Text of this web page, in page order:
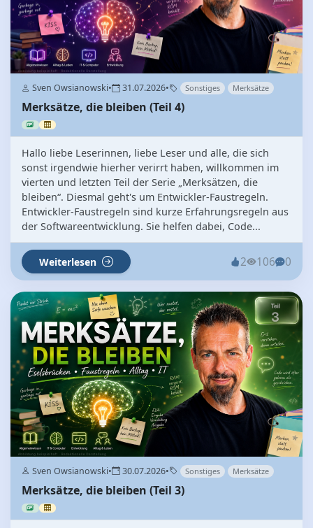
Sven Owsianowski• 31.07.2026• Sonstiges Merksätze
Merksätze, die bleiben (Teil 4)
Hallo liebe Leserinnen, liebe Leser und alle, die sich
sonst irgendwie hierher verirrt haben, willkommen im
vierten und letzten Teil der Serie „Merksätzen, die
bleiben“. Diesmal geht's um Entwickler-Faustregeln.
Entwickler-Faustregeln sind kurze Erfahrungsregeln aus
der Softwareentwicklung. Sie helfen dabei, Code...
Weiterlesen 2 106 0
Sven Owsianowski• 30.07.2026• Sonstiges Merksätze
Merksätze, die bleiben (Teil 3)